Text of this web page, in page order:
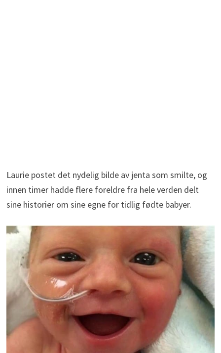
Laurie postet det nydelig bilde av jenta som smilte, og
innen timer hadde flere foreldre fra hele verden delt
sine historier om sine egne for tidlig fødte babyer.